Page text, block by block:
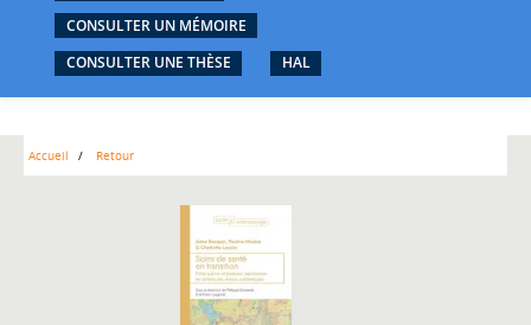
CONSULTER UN MÉMOIRE
CONSULTER UNE THÈSE
HAL
Accueil Retour